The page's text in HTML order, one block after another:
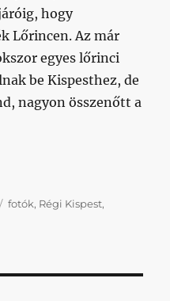
hogy
Lőrincen. Az már
egyes lőrinci
be Kispesthez, de
nagyon összenőtt a
kispesti képeket
Címke
fotók, Régi Kispest,